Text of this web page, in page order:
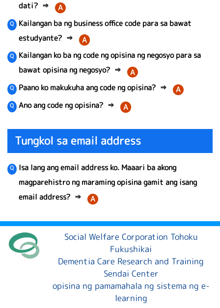
dati? ⇒
A
Kailangan ba ng business office code para sa bawat
estudyante? ⇒
A
Kailangan ko ba ng code ng opisina ng negosyo para sa
bawat opisina ng negosyo? ⇒
A
Paano ko makukuha ang code ng opisina? ⇒
A
Ano ang code ng opisina? ⇒ A
Tungkol sa email address
Isa lang ang email address ko. Maaari ba akong
magparehistro ng maraming opisina gamit ang isang
email address? ⇒ A
Social Welfare Corporation Tohoku
Fukushikai
Dementia Care Research and Training
Sendai Center
opisina ng pamamahala ng sistema ng e-
learning